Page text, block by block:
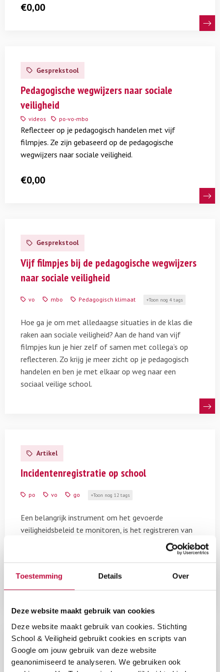
Toestemming Details Over
Deze website maakt gebruik van cookies
Deze website maakt gebruik van cookies. Stichting
School & Veiligheid gebruikt cookies en scripts van
Google om jouw gebruik van deze website
geanonimiseerd te analyseren. We gebruiken ook
€0,00
meer
Pedagogische
wegwijzers
sociale
veiligheid
Gesprekstool
Pedagogische wegwijzers naar sociale
veiligheid
videos po-vo-mbo
Reflecteer op je pedagogisch handelen met vijf
filmpjes. Ze zijn gebaseerd op de pedagogische
wegwijzers naar sociale veiligheid.
€0,00
meer
Pedagogische
wegwijzers
sociale
Gesprekstool
Vijf filmpjes bij de pedagogische wegwijzers
naar sociale veiligheid
vo mbo Pedagogisch klimaat Toon nog 4 tags
Hoe ga je om met alledaagse situaties in de klas die
raken aan sociale veiligheid? Aan de hand van vijf
filmpjes kun je hier zelf of samen met collega’s op
reflecteren. Zo krijg je meer zicht op je pedagogisch
handelen en ben je met elkaar op weg naar een
sociaal veilige school.
meer
Incidentenregistratie
school
Artikel
Incidentenregistratie op school
po vo go Toon nog 12 tags
Een belangrijk instrument om het gevoerde
veiligheidsbeleid te monitoren, is het registreren van
incidenten. Meten is weten. Met die wetenschap kun je
leest u waar u rekening mee moet houden.
Lees
meer
over
Taken
Artikel
Taken en functies op het gebied van sociale